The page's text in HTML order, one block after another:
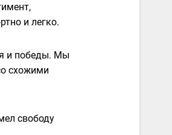
и легко.
и победы. Мы
схожими
свободу